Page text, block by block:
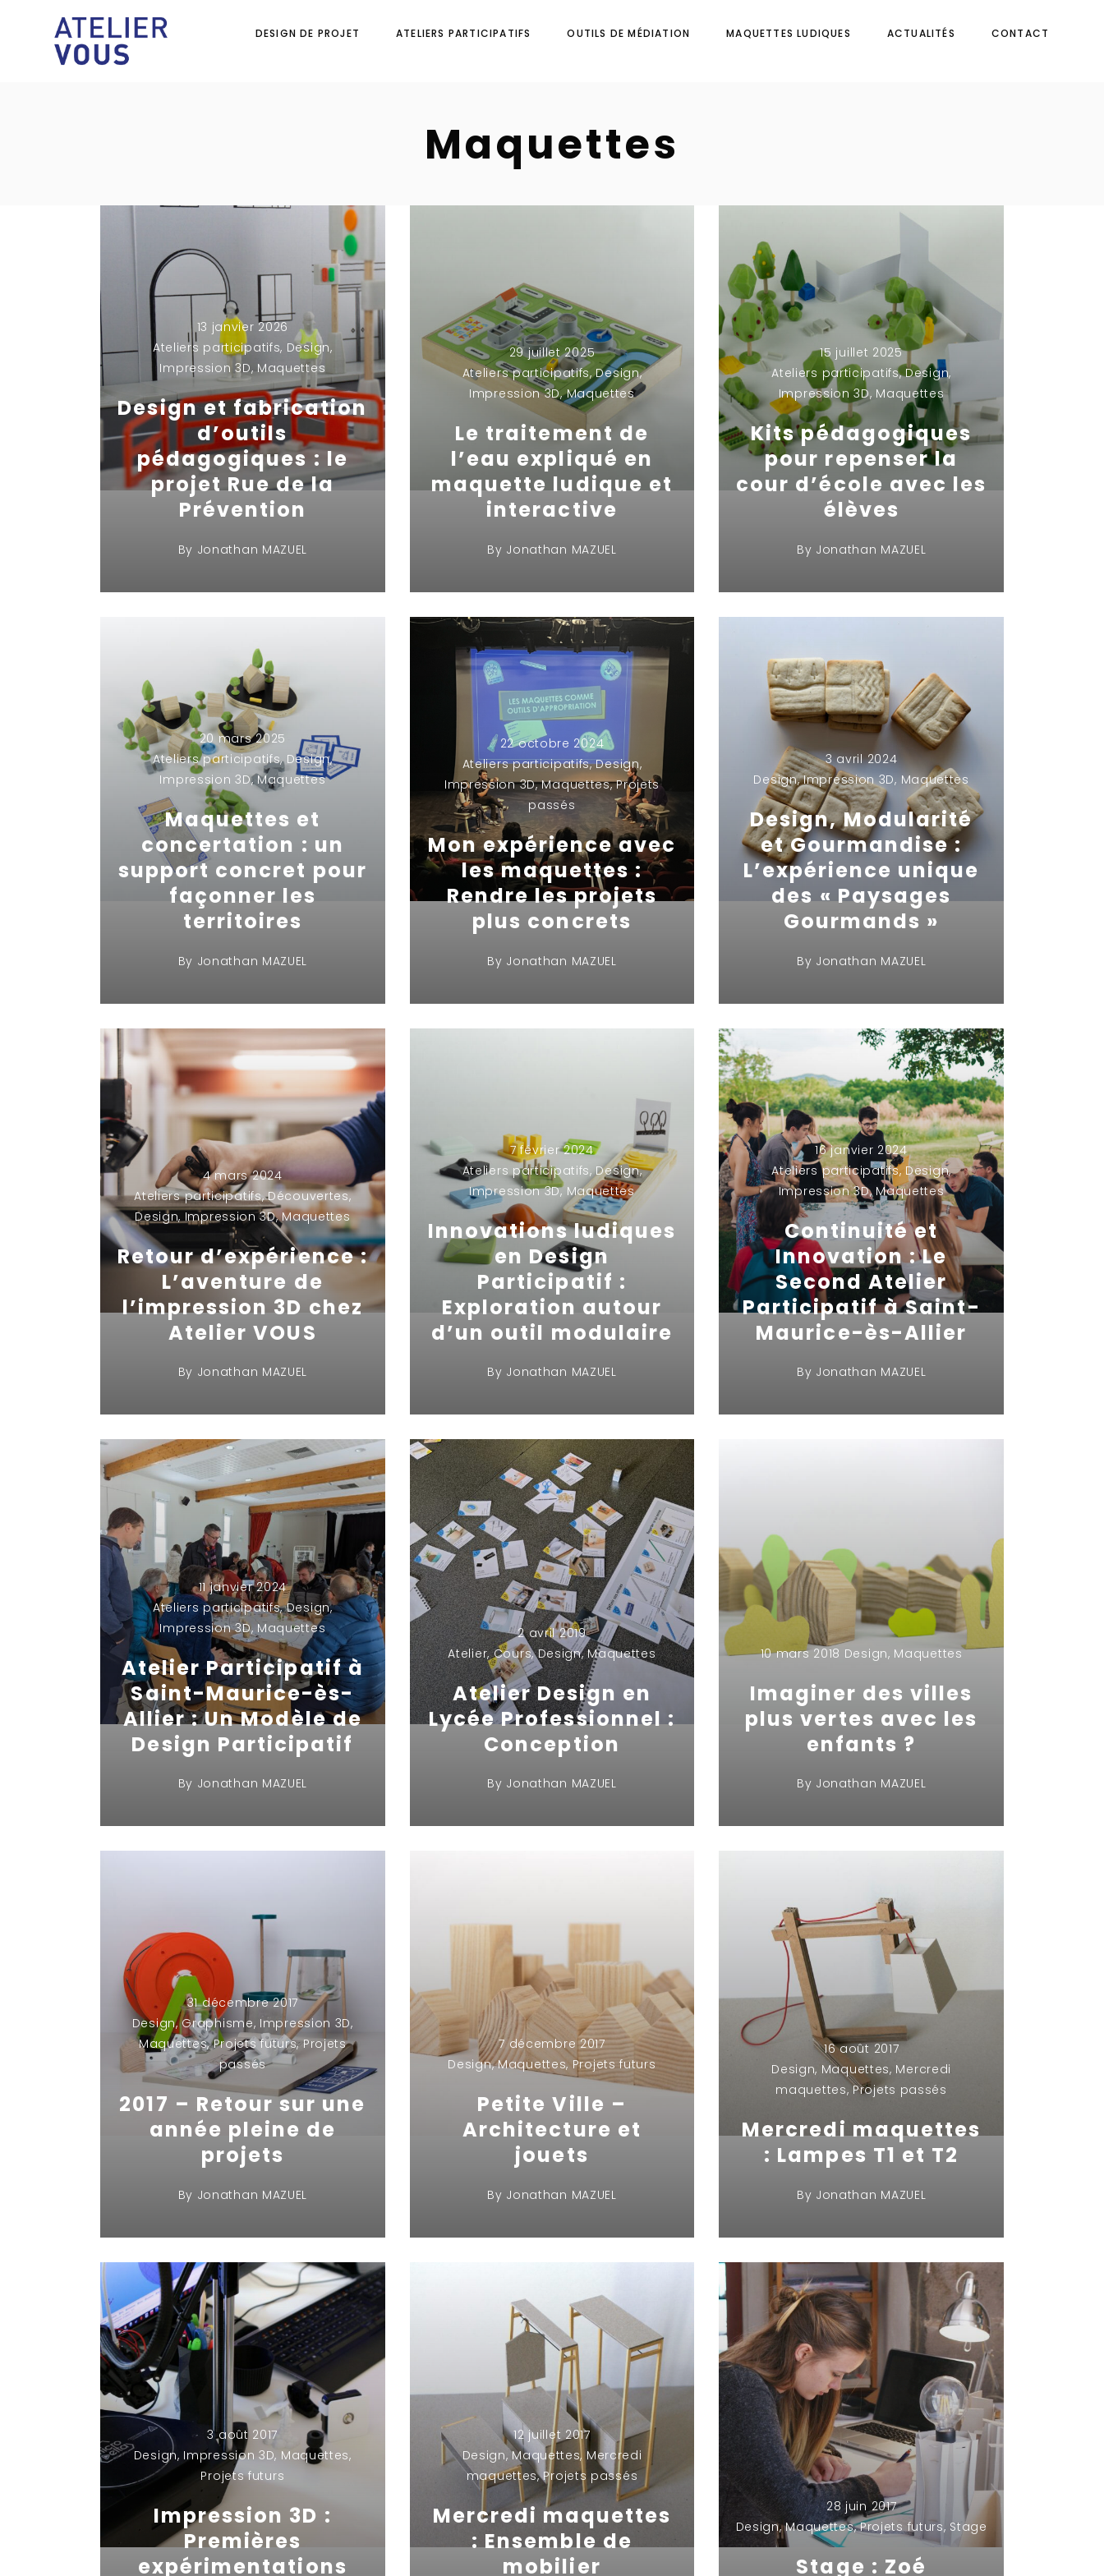
DESIGN DE PROJET ATELIERS PARTICIPATIFS OUTILS DE MÉDIATION MAQUETTES LUDIQUES ACTUALITÉS CONTACT
Maquettes
13 janvier 2026
Ateliers participatifs, Design,
Impression 3D, Maquettes
Design et fabrication
d’outils
pédagogiques : le
projet Rue de la
Prévention
By Jonathan MAZUEL
29 juillet 2025
Ateliers participatifs,Design,
Impression 3D,Maquettes
Le traitement de
l’eau expliqué en
maquette ludique et
interactive
By Jonathan MAZUEL
15 juillet 2025
Ateliers participatifs,Design,
Impression 3D, Maquettes
Kits pédagogiques
pour repenser la
cour d’école avec les
élèves
By Jonathan MAZUEL
20 mars 2025
Ateliers participatifs, Design,
Impression 3D,Maquettes
Maquettes et
concertation : un
support concret pour
façonner les
territoires
By Jonathan MAZUEL
22 octobre 2024
Ateliers participatifs,Design,
Impression 3D,Maquettes,Projets
passés
Mon expérience avec
les maquettes :
Rendre les projets
plus concrets
By Jonathan MAZUEL
3 avril 2024
Design,Impression 3D, Maquettes
Design, Modularité
et Gourmandise :
L’expérience unique
des « Paysages
Gourmands »
By Jonathan MAZUEL
4 mars 2024
Ateliers participatifs,Découvertes,
Design, Impression 3D,Maquettes
Retour d’expérience :
L’aventure de
l’impression 3D chez
Atelier VOUS
By Jonathan MAZUEL
7 février 2024
Ateliers participatifs,Design,
Impression 3D, Maquettes
Innovations ludiques
en Design
Participatif :
Exploration autour
d’un outil modulaire
By Jonathan MAZUEL
16 janvier 2024
Ateliers participatifs, Design,
Impression 3D, Maquettes
Continuité et
Innovation : Le
Second Atelier
Participatif à Saint-
Maurice-ès-Allier
By Jonathan MAZUEL
11 janvier 2024
Ateliers participatifs,Design,
Impression 3D, Maquettes
Atelier Participatif à
Saint-Maurice-ès-
Allier : Un Modèle de
Design Participatif
By Jonathan MAZUEL
2 avril 2019
Atelier,Cours,Design,Maquettes
Atelier Design en
Lycée Professionnel :
Conception
By Jonathan MAZUEL
10 mars 2018 Design, Maquettes
Imaginer des villes
plus vertes avec les
enfants ?
By Jonathan MAZUEL
31 décembre 2017
Design,Graphisme, Impression 3D,
Maquettes,Projets futurs,Projets
passés
2017 – Retour sur une
année pleine de
projets
By Jonathan MAZUEL
7 décembre 2017
Design,Maquettes, Projets futurs
Petite Ville –
Architecture et
jouets
By Jonathan MAZUEL
16 août 2017
Design, Maquettes, Mercredi
maquettes,Projets passés
Mercredi maquettes
: Lampes T1 et T2
By Jonathan MAZUEL
3 août 2017
Design, Impression 3D, Maquettes,
Projets futurs
Impression 3D :
Premières
expérimentations
12 juillet 2017
Design,Maquettes, Mercredi
maquettes,Projets passés
Mercredi maquettes
: Ensemble de
mobilier
28 juin 2017
Design,Maquettes,Projets futurs, Stage
Stage : Zoé